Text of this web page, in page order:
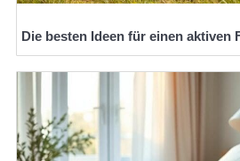
Die besten Ideen für einen aktiven